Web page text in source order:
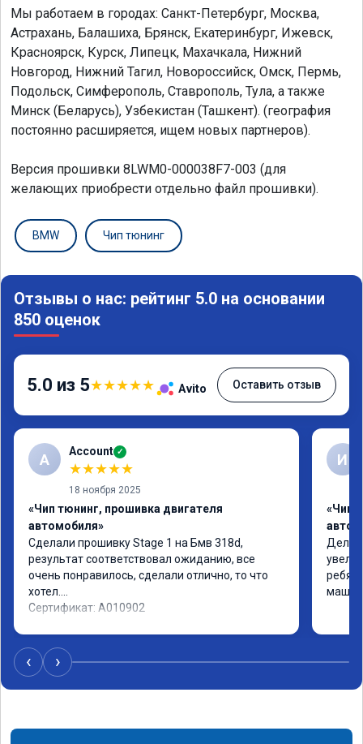
Мы работаем в городах: Санкт-Петербург, Москва,
Астрахань, Балашиха, Брянск, Екатеринбург, Ижевск,
Красноярск, Курск, Липецк, Махачкала, Нижний
Новгород, Нижний Тагил, Новороссийск, Омск, Пермь,
Подольск, Симферополь, Ставрополь, Тула, а также
Минск (Беларусь), Узбекистан (Ташкент). (география
постоянно расширяется, ищем новых партнеров).
Версия прошивки 8LWM0-000038F7-003 (для
желающих приобрести отдельно файл прошивки).
BMW Чип тюнинг
Отзывы о нас: рейтинг 5.0 на основании
850 оценок
5.0 из 5★★★★★ Avito Оставить отзыв
A Account ✓
★★★★★
18 ноября 2025
«Чип тюнинг, прошивка двигателя
автомобиля»
Сделали прошивку Stage 1 на Бмв 318d,
результат соответствовал ожиданию, все
очень понравилось, сделали отлично, то что
хотел.
Сертификат: A010902
И
«Чип
‹ ›